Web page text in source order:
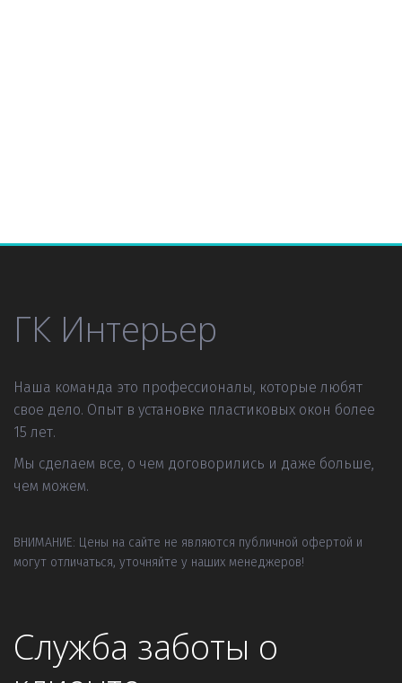
ГК Интерьер
Наша команда это профессионалы, которые любят
свое дело. Опыт в установке пластиковых окон более
15 лет.
Мы сделаем все, о чем договорились и даже больше,
чем можем.
ВНИМАНИЕ: Цены на сайте не являются публичной офертой и
могут отличаться, уточняйте у наших менеджеров!
Служба заботы о